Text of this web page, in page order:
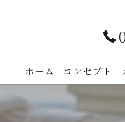
ホーム コンセプト